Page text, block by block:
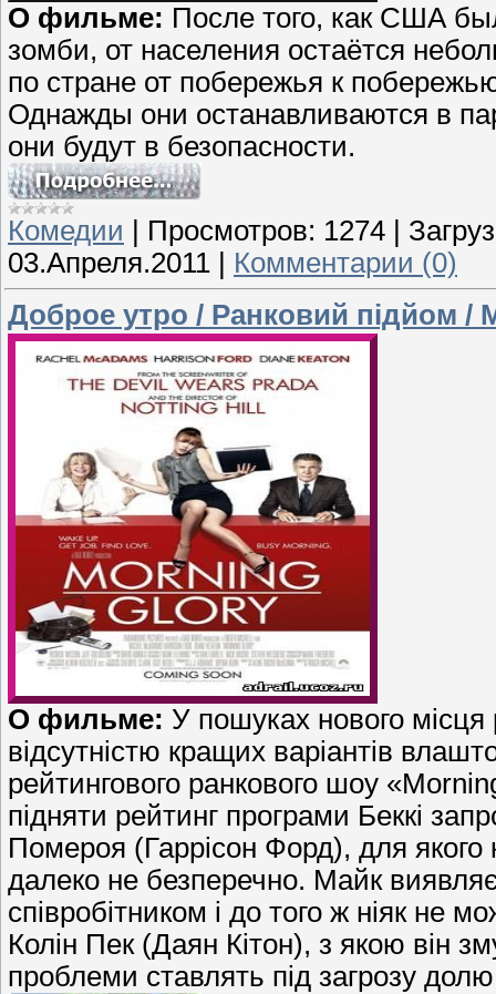
О фильме: После того, как США
зомби, от населения остаётся
по стране от побережья к
Однажды они останавливаются в
они будут в безопасности.
Комедии | Просмотров: 1274 |
03.Апреля.2011 | Комментарии (0)
Доброе утро / Ранковий підйом /
О фильме: У пошуках нового
відсутністю кращих варіантів
рейтингового ранкового шоу
підняти рейтинг програми Беккі
Помероя (Гаррісон Форд), для
далеко не безперечно. Майк
співробітником і до того ж ніяк не
Колін Пек (Даян Кітон), з якою він
проблеми ставлять під загрозу